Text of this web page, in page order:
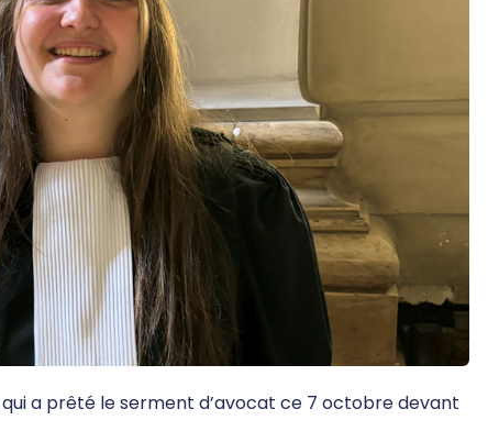
a prêté le serment d’avocat ce 7 octobre devant